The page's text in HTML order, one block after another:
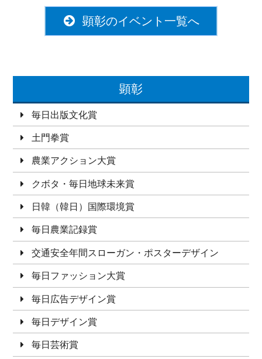
顕彰のイベント一覧へ
顕彰
毎日出版文化賞
土門拳賞
農業アクション大賞
クボタ・毎日地球未来賞
日韓（韓日）国際環境賞
毎日農業記録賞
交通安全年間スローガン・ポスターデザイン
毎日ファッション大賞
毎日広告デザイン賞
毎日デザイン賞
毎日芸術賞